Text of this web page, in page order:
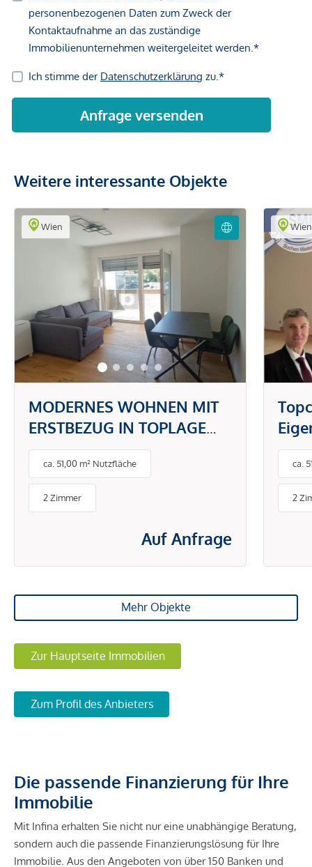
Weitere interessante Objekte
Wien
MODERNES WOHNEN MIT
ERSTBEZUG IN TOPLAGE
DONAUSTADT -
PAUSCHALMIETE INKL.
BETRIEBS- UND
ENERGIEKOSTEN
ca. 51,00 m² Nutzfläche
2 Zimmer
Auf Anfrage
Wien
ca.
2
Mehr Objekte
Zur Hauptseite Immobilien
Zum Profil des Anbieters
Die passende Finanzierung für Ihre
Immobilie
Mit Infina erhalten Sie nicht nur eine unabhängige Beratung,
sondern auch die passende Finanzierungslösung für Ihre
Immobilie. Aus den Angeboten von über 150 Banken und